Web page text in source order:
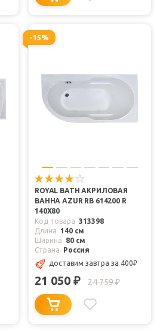
-15%
ROYAL BATH АКРИЛОВАЯ
ВАННА AZUR RB 614200 R
140Х80
Код товара 313398
Длина
140 см
Ширина
80 см
Страна
Россия
доставим завтра за 400₽
21 050 ₽ 24 759₽